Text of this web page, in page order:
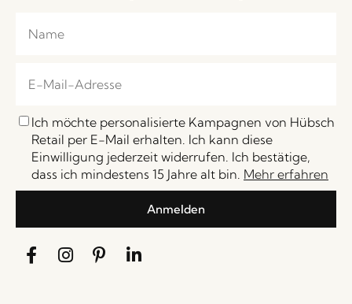
Ich möchte personalisierte Kampagnen von Hübsch
Retail per E-Mail erhalten. Ich kann diese
Einwilligung jederzeit widerrufen. Ich bestätige,
dass ich mindestens 15 Jahre alt bin. Mehr erfahren
Anmelden